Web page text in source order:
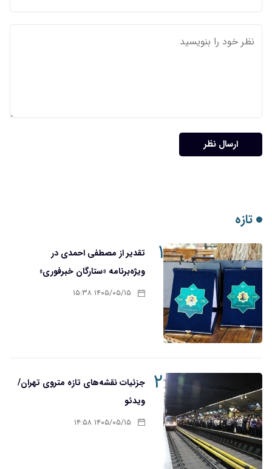
ارسال نظر
تازه
۱
تقدیر از مصطفی احمدی در
ویژه‌برنامه «ستارگان خبرفوری»
۱۴۰۵/۰۵/۱۵ ۱۵:۳۸
۲
جزئیات نقشه‌های تازه متروی تهران/
ویدئو
۱۴۰۵/۰۵/۱۵ ۱۴:۵۸